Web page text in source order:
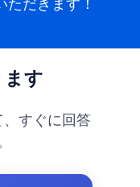
だきます！
ます
すぐに回答